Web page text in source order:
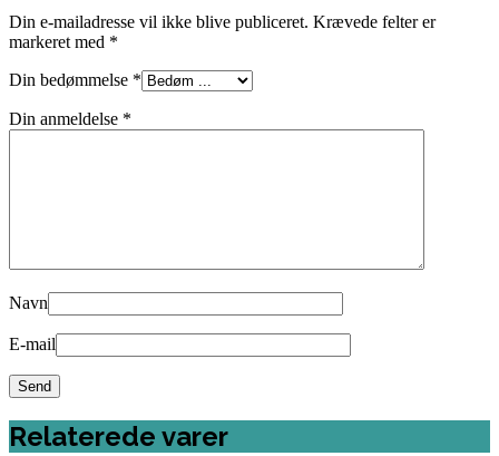
Din e-mailadresse vil ikke blive publiceret. Krævede felter er
markeret med *
Din bedømmelse *
Din anmeldelse *
Navn
E-mail
Relaterede varer